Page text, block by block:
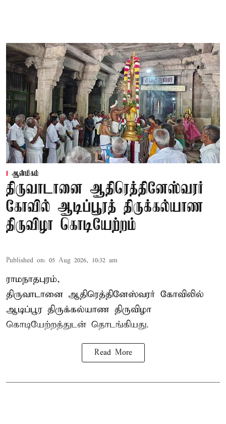
ஆன்மிகம்
திருவாடானை ஆதிரெத்தினேஸ்வரர்
கோவில் ஆடிப்பூரத் திருக்கல்யாண
திருவிழா கொடியேற்றம்
Published on: 05 Aug 2026, 10:32 am
ராமநாதபுரம்,
திருவாடானை ஆதிரெத்தினேஸ்வரர் கோவிலில்
ஆடிப்பூர திருக்கல்யாண திருவிழா
கொடியேற்றத்துடன் தொடங்கியது.
Read More